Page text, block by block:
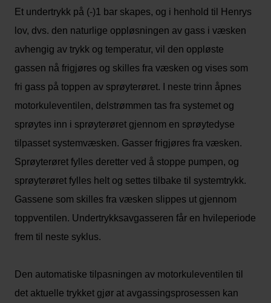
Et undertrykk på (-)1 bar skapes, og i henhold til Henrys
lov, dvs. den naturlige oppløsningen av gass i væsken
avhengig av trykk og temperatur, vil den oppløste
gassen nå frigjøres og skilles fra væsken og vises som
fri gass på toppen av sprøyterøret. I neste trinn åpnes
motorkuleventilen, delstrømmen tas fra systemet og
sprøytes inn i sprøyterøret gjennom en sprøytedyse
tilpasset systemvæsken. Gasser frigjøres fra væsken.
Sprøyterøret fylles deretter ved å stoppe pumpen, og
sprøyterøret fylles helt og settes tilbake til systemtrykk.
Gassene som skilles fra væsken slippes ut gjennom
toppventilen. Undertrykksavgasseren får en hvileperiode
frem til neste syklus.
Den automatiske tilpasningen av motorkuleventilen til
det aktuelle trykket gjør at avgassingsprosessen kan